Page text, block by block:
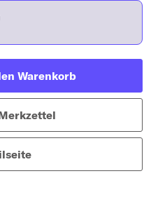
Warenkorb